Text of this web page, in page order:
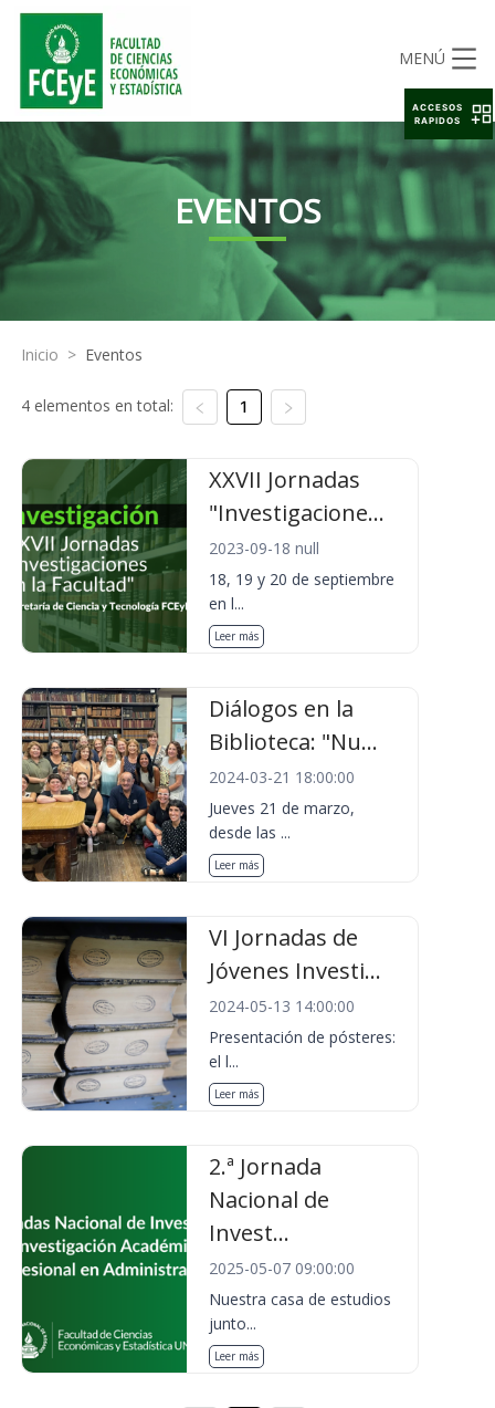
MENÚ
EVENTOS
Inicio > Eventos
4 elementos en total: 1
XXVII Jornadas
"Investigacione...
2023-09-18 null
18, 19 y 20 de septiembre
en l...
Leer más
Diálogos en la
Biblioteca: "Nu...
2024-03-21 18:00:00
Jueves 21 de marzo,
desde las ...
Leer más
VI Jornadas de
Jóvenes Investi...
2024-05-13 14:00:00
Presentación de pósteres:
el l...
Leer más
2.ª Jornada
Nacional de
Invest...
2025-05-07 09:00:00
Nuestra casa de estudios
junto...
Leer más
ACCESOS
RAPIDOS